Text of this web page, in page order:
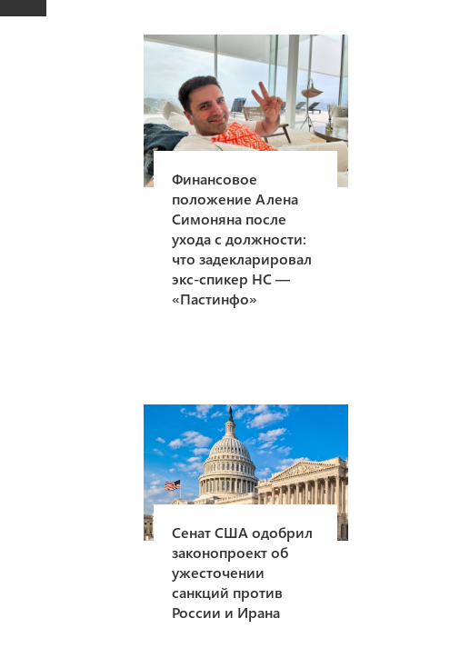
Финансовое
положение Алена
Симоняна после
ухода с должности:
что задекларировал
экс-спикер НС —
«Пастинфо»
Сенат США одобрил
законопроект об
ужесточении
санкций против
России и Ирана